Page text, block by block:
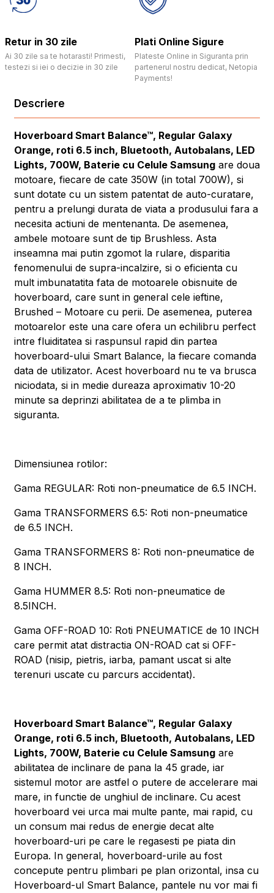
Retur in 30 zile
Ai 30 zile sa te hotarasti! Primesti,
testezi si iei o decizie in 30 zile
Plati Online Sigure
Plateste Online in Siguranta prin
partenerul nostru dedicat, Netopia
Payments!
Descriere
Hoverboard Smart Balance™, Regular Galaxy
Orange, roti 6.5 inch, Bluetooth, Autobalans, LED
Lights, 700W, Baterie cu Celule Samsung are doua
motoare, fiecare de cate 350W (in total 700W), si
sunt dotate cu un sistem patentat de auto-curatare,
pentru a prelungi durata de viata a produsului fara a
necesita actiuni de mentenanta. De asemenea,
ambele motoare sunt de tip Brushless. Asta
inseamna mai putin zgomot la rulare, disparitia
fenomenului de supra-incalzire, si o eficienta cu
mult imbunatatita fata de motoarele obisnuite de
hoverboard, care sunt in general cele ieftine,
Brushed – Motoare cu perii. De asemenea, puterea
motoarelor este una care ofera un echilibru perfect
intre fluiditatea si raspunsul rapid din partea
hoverboard-ului Smart Balance, la fiecare comanda
data de utilizator. Acest hoverboard nu te va brusca
niciodata, si in medie dureaza aproximativ 10-20
minute sa deprinzi abilitatea de a te plimba in
siguranta.
Dimensiunea rotilor:
Gama REGULAR: Roti non-pneumatice de 6.5 INCH.
Gama TRANSFORMERS 6.5: Roti non-pneumatice
de 6.5 INCH.
Gama TRANSFORMERS 8: Roti non-pneumatice de
8 INCH.
Gama HUMMER 8.5: Roti non-pneumatice de
8.5INCH.
Gama OFF-ROAD 10: Roti PNEUMATICE de 10 INCH
care permit atat distractia ON-ROAD cat si OFF-
ROAD (nisip, pietris, iarba, pamant uscat si alte
terenuri uscate cu parcurs accidentat).
Hoverboard Smart Balance™, Regular Galaxy
Orange, roti 6.5 inch, Bluetooth, Autobalans, LED
Lights, 700W, Baterie cu Celule Samsung are
abilitatea de inclinare de pana la 45 grade, iar
sistemul motor are astfel o putere de accelerare mai
mare, in functie de unghiul de inclinare. Cu acest
hoverboard vei urca mai multe pante, mai rapid, cu
un consum mai redus de energie decat alte
hoverboard-uri pe care le regasesti pe piata din
Europa. In general, hoverboard-urile au fost
concepute pentru plimbari pe plan orizontal, insa cu
Hoverboard-ul Smart Balance, pantele nu vor mai fi